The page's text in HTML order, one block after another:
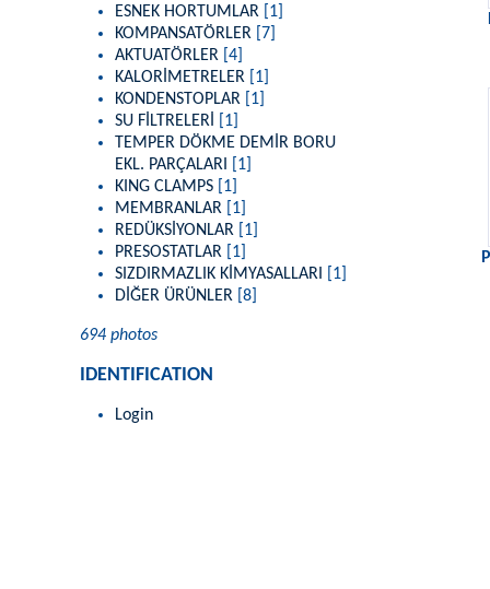
ESNEK HORTUMLAR
[1]
KOMPANSATÖRLER
[7]
AKTUATÖRLER [4]
KALORİMETRELER
[1]
KONDENSTOPLAR
[1]
SU FİLTRELERİ
[1]
TEMPER DÖKME DEMİR BORU
EKL. PARÇALARI
[1]
KING CLAMPS
[1]
MEMBRANLAR
[1]
REDÜKSİYONLAR
[1]
PRESOSTATLAR
[1]
SIZDIRMAZLIK KİMYASALLARI
[1]
DİĞER ÜRÜNLER [8]
694 photos
IDENTIFICATION
Login